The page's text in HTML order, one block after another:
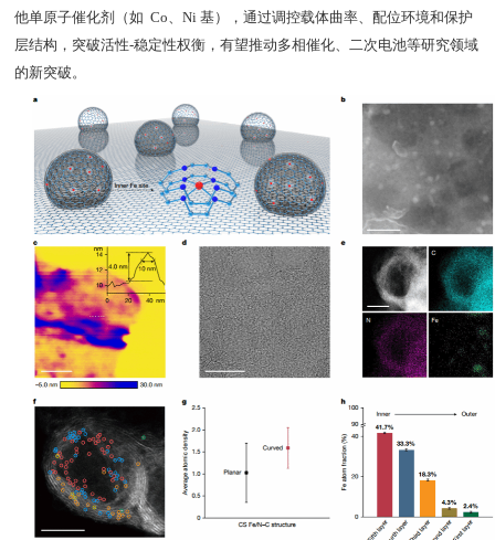
他单原子催化剂（如 Co、Ni 基），通过调控载体曲率、配位环境和保护
层结构，突破活性-稳定性权衡，有望推动多相催化、二次电池等研究领域
的新突破。